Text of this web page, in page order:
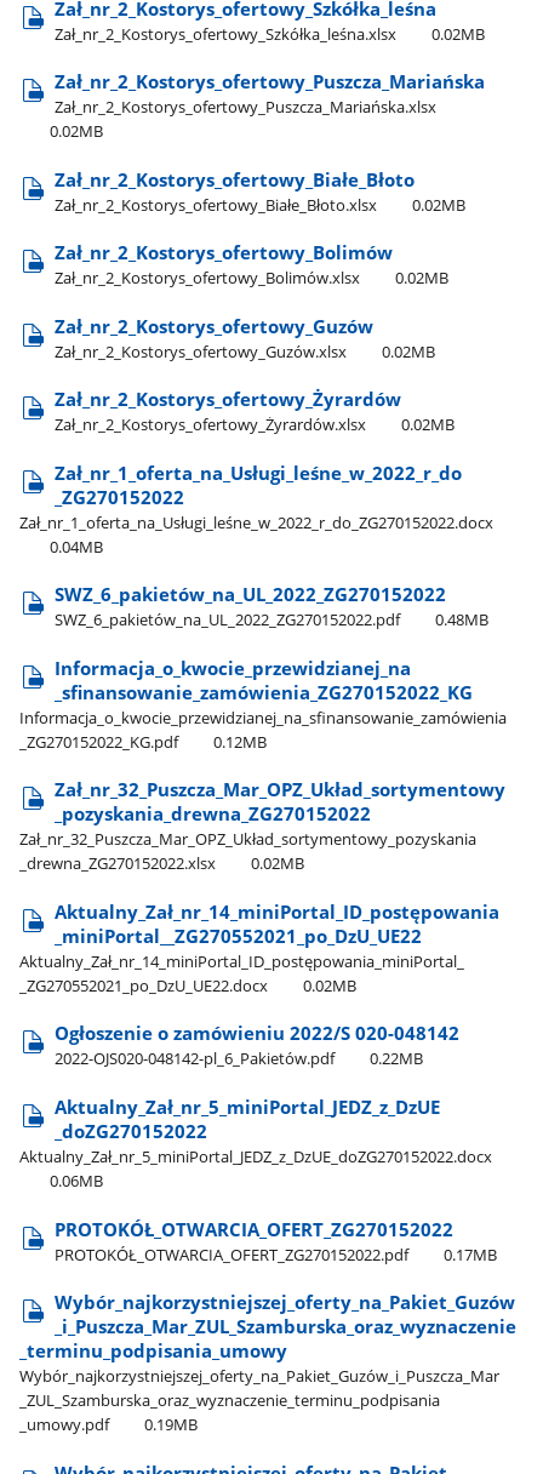
Zał​_nr​_2​_Kostorys​_ofertowy​_Szkółka​_leśna
Zał​_nr​_2​_Kostorys​_ofertowy​_Szkółka​_leśna.xlsx 0.02MB
Zał​_nr​_2​_Kostorys​_ofertowy​_Puszcza​_Mariańska
Zał​_nr​_2​_Kostorys​_ofertowy​_Puszcza​_Mariańska.xlsx
0.02MB
Zał​_nr​_2​_Kostorys​_ofertowy​_Białe​_Błoto
Zał​_nr​_2​_Kostorys​_ofertowy​_Białe​_Błoto.xlsx 0.02MB
Zał​_nr​_2​_Kostorys​_ofertowy​_Bolimów
Zał​_nr​_2​_Kostorys​_ofertowy​_Bolimów.xlsx 0.02MB
Zał​_nr​_2​_Kostorys​_ofertowy​_Guzów
Zał​_nr​_2​_Kostorys​_ofertowy​_Guzów.xlsx 0.02MB
Zał​_nr​_2​_Kostorys​_ofertowy​_Żyrardów
Zał​_nr​_2​_Kostorys​_ofertowy​_Żyrardów.xlsx 0.02MB
Zał​_nr​_1​_oferta​_na​_Usługi​_leśne​_w​_2022​_r​_do​
_ZG270152022
Zał​_nr​_1​_oferta​_na​_Usługi​_leśne​_w​_2022​_r​_do​_ZG270152022.docx
0.04MB
SWZ​_6​_pakietów​_na​_UL​_2022​_ZG270152022
SWZ​_6​_pakietów​_na​_UL​_2022​_ZG270152022.pdf 0.48MB
Informacja​_o​_kwocie​_przewidzianej​_na​
_sfinansowanie​_zamówienia​_ZG270152022​_KG
Informacja​_o​_kwocie​_przewidzianej​_na​_sfinansowanie​_zamówienia​
_ZG270152022​_KG.pdf
0.12MB
Zał​_nr​_32​_Puszcza​_Mar​_OPZ​_Układ​_sortymentowy​
_pozyskania​_drewna​_ZG270152022
Zał​_nr​_32​_Puszcza​_Mar​_OPZ​_Układ​_sortymentowy​_pozyskania​
_drewna​_ZG270152022.xlsx
0.02MB
Aktualny​_Zał​_nr​_14​_miniPortal​_ID​_postępowania​
_miniPortal​_​_ZG270552021​_po​_DzU​_UE22
Aktualny​_Zał​_nr​_14​_miniPortal​_ID​_postępowania​_miniPortal​_​
_ZG270552021​_po​_DzU​_UE22.docx
0.02MB
Ogłoszenie o zamówieniu 2022/S 020-048142
2022-OJS020-048142-pl​_6​_Pakietów.pdf 0.22MB
Aktualny​_Zał​_nr​_5​_miniPortal​_JEDZ​_z​_DzUE​
_doZG270152022
Aktualny​_Zał​_nr​_5​_miniPortal​_JEDZ​_z​_DzUE​_doZG270152022.docx
0.06MB
PROTOKÓŁ​_OTWARCIA​_OFERT​_ZG270152022
PROTOKÓŁ​_OTWARCIA​_OFERT​_ZG270152022.pdf 0.17MB
Wybór​_najkorzystniejszej​_oferty​_na​_Pakiet​_Guzów​
_i​_Puszcza​_Mar​_ZUL​_Szamburska​_oraz​_wyznaczenie​
_terminu​_podpisania​_umowy
Wybór​_najkorzystniejszej​_oferty​_na​_Pakiet​_Guzów​_i​_Puszcza​_Mar​
_ZUL​_Szamburska​_oraz​_wyznaczenie​_terminu​_podpisania​
_umowy.pdf
0.19MB